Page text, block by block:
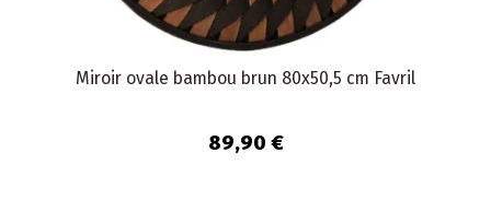
Miroir ovale bambou brun 80x50,5 cm Favril
89,90 €